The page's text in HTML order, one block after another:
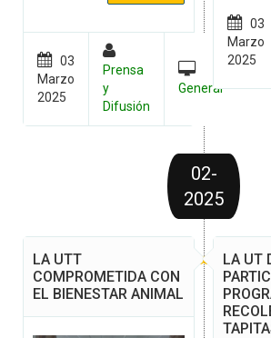
03
Marzo
2025
Prensa
y
Difusión
General
03
Marzo
2025
02-
2025
LA UTT
COMPROMETIDA CON
EL BIENESTAR ANIMAL
LA UT